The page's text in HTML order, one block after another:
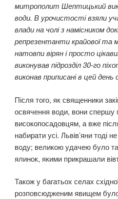
митрополит Шептицький
води. В урочистості взяли
влади на чолі з намісником
репрезентанти крайової та
натовпи вірян і просто
виконував підрозділ 30-го
виконав приписані в цей
Після того, як священники
освячення води, вони спершу
високопосадовцям, а вже
набирати усі. Львів’яни тоді
воду; великою удачею було
ялинок, якими прикрашали
Також у багатьох селах
розповсюдженим явищем